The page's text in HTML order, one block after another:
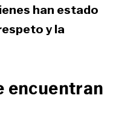
han estado
y la
encuentran